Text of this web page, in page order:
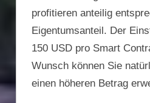
profitieren anteilig
Eigentumsanteil. Der
150 USD pro Smart
Wunsch können Sie
einen höheren Betrag